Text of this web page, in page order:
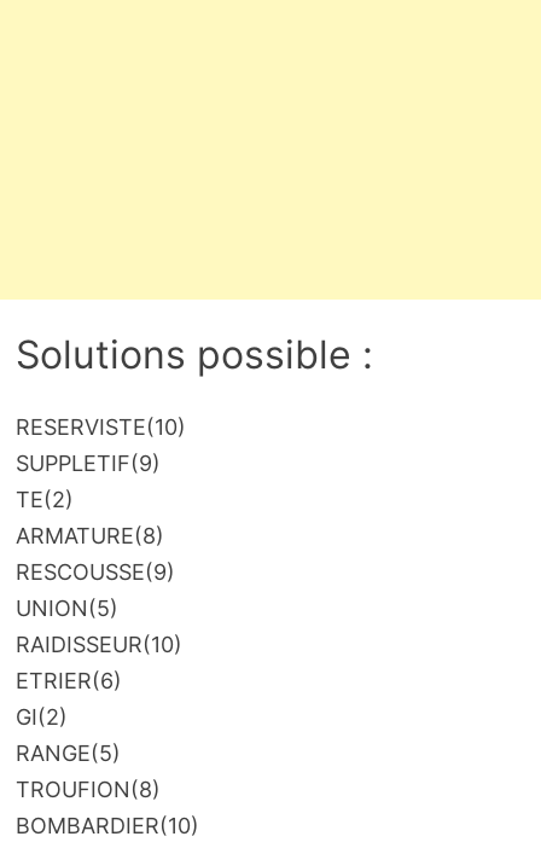
Solutions possible :
RESERVISTE(10)
SUPPLETIF(9)
TE(2)
ARMATURE(8)
RESCOUSSE(9)
UNION(5)
RAIDISSEUR(10)
ETRIER(6)
GI(2)
RANGE(5)
TROUFION(8)
BOMBARDIER(10)